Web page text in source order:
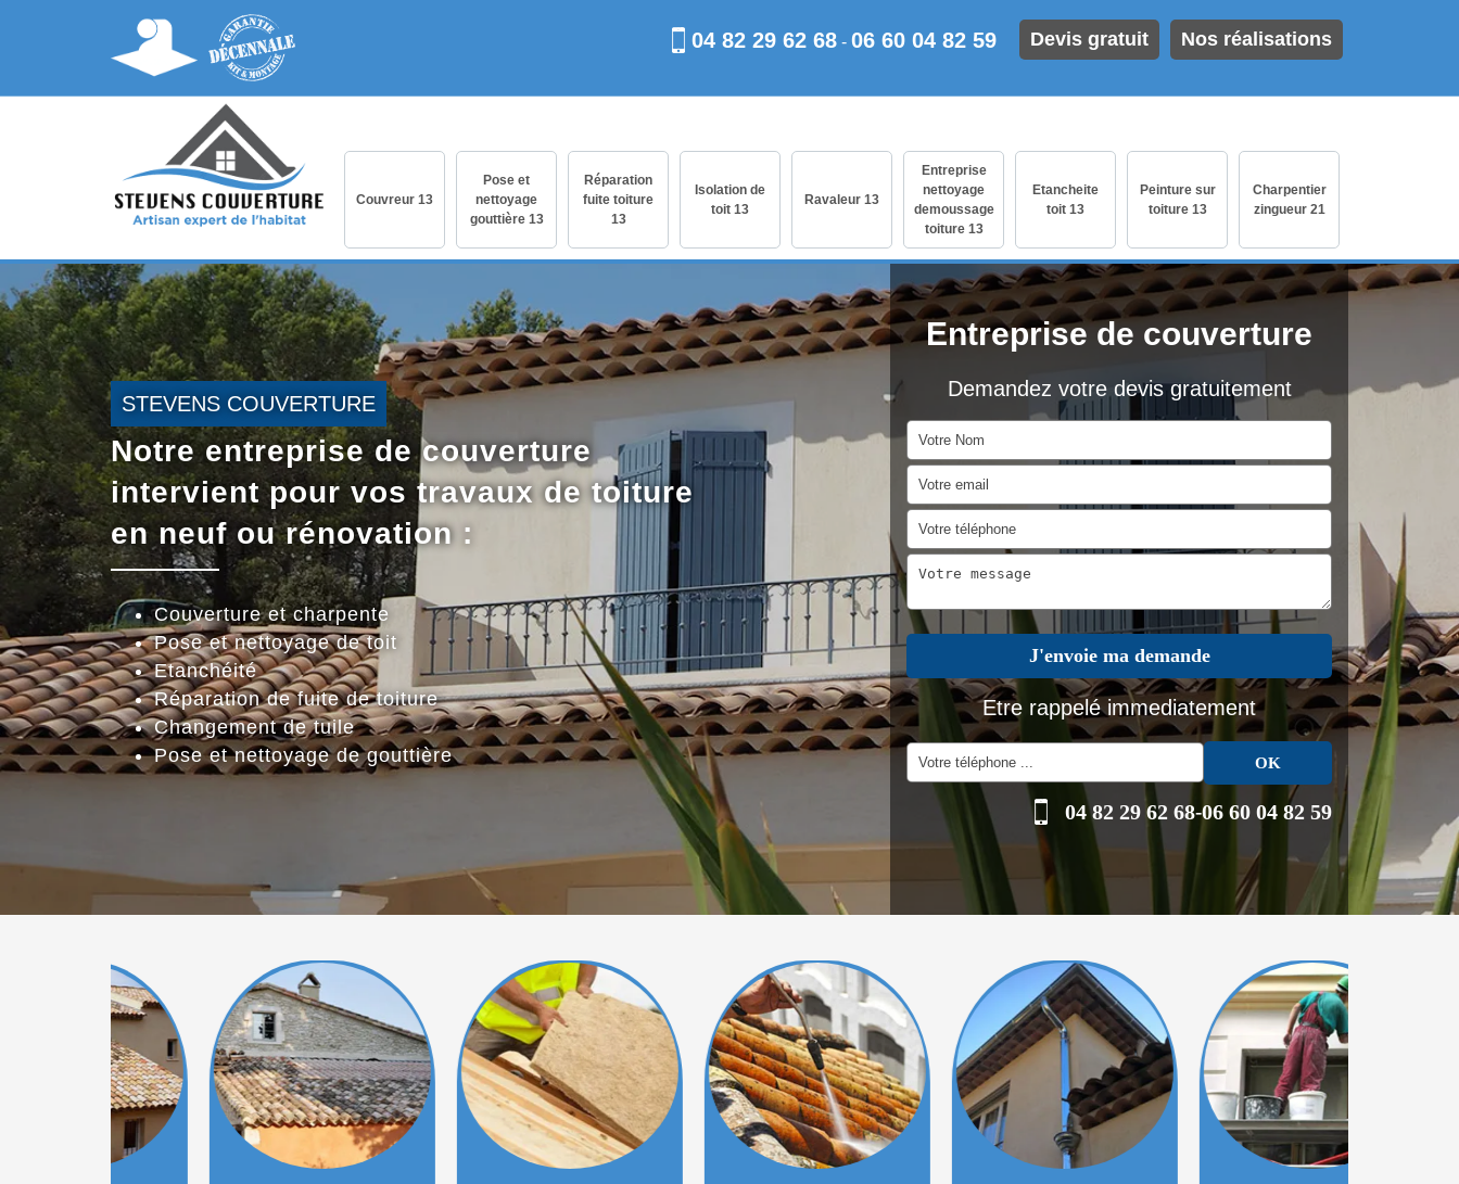
Devis gratuit Nos réalisations
04 82 29 62 68 - 06 60 04 82 59
Couvreur 13
Pose et
nettoyage
gouttière 13
Réparation
fuite toiture
13
Isolation de
toit 13
Ravaleur 13
Entreprise
nettoyage
demoussage
toiture 13
Etancheite
toit 13
Peinture sur
toiture 13
Charpentier
zingueur 21
Entreprise de couverture
Demandez votre devis gratuitement
Etre rappelé immediatement
04 82 29 62 68-06 60 04 82 59
STEVENS COUVERTURE
Notre entreprise de couverture
intervient pour vos travaux de toiture
en neuf ou rénovation :
Couverture et charpente
Pose et nettoyage de toit
Etanchéité
Réparation de fuite de toiture
Changement de tuile
Pose et nettoyage de gouttière